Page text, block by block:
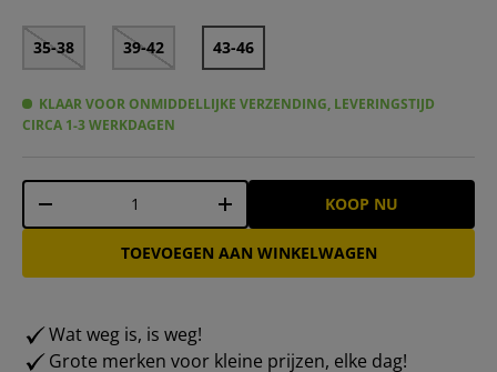
35-38 39-42 43-46
KLAAR VOOR ONMIDDELLIJKE VERZENDING, LEVERINGSTIJD
CIRCA 1-3 WERKDAGEN
Aantal
-
+ KOOP NU
TOEVOEGEN AAN WINKELWAGEN
Wat weg is, is weg!
Grote merken voor kleine prijzen, elke dag!